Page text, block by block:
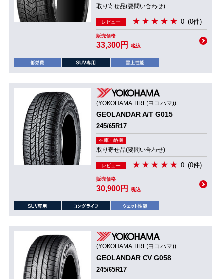
取り寄せ品(要問い合わせ)
レビュー 0 (0件)
販売価格
33,300円 税込
(YOKOHAMA TIRE(ヨコハマ))
GEOLANDAR A/T G015
245/65R17
在庫・納期
取り寄せ品(要問い合わせ)
レビュー 0 (0件)
販売価格
30,900円 税込
(YOKOHAMA TIRE(ヨコハマ))
GEOLANDAR CV G058
245/65R17